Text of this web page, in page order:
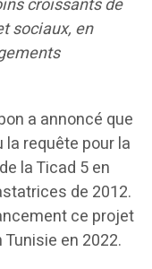
sociaux, en
a annoncé que
requête pour la
la Ticad 5 en
de 2012.
ce projet
en 2022.